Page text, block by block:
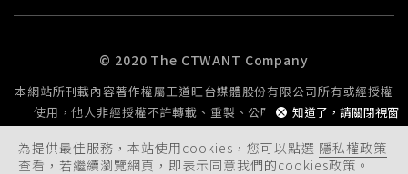
為提供最佳服務，本站使用cookies，您可以點選 隱私權政策
查看，若繼續瀏覽網頁，即表示同意我們的cookies政策。
知道了，請關閉視窗
© 2020 The CTWANT Company
本網站所刊載內容著作權屬王道旺台媒體股份有限公司所有或經授權
使用，他人非經授權不許轉載、重製、公開播送或公開傳輸。